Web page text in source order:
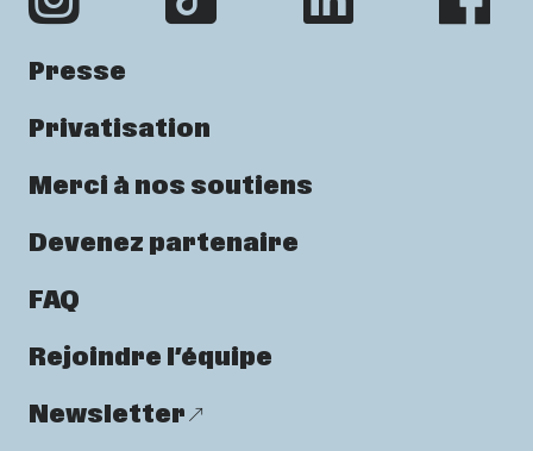
Presse
Privatisation
Merci à nos soutiens
Devenez partenaire
FAQ
Rejoindre l’équipe
Newsletter